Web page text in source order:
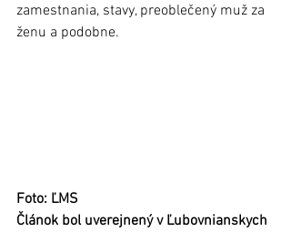
zamestnania, stavy, preoblečený muž za
ženu a podobne.
Foto: ĽMS
Článok bol uverejnený v Ľubovnianskych